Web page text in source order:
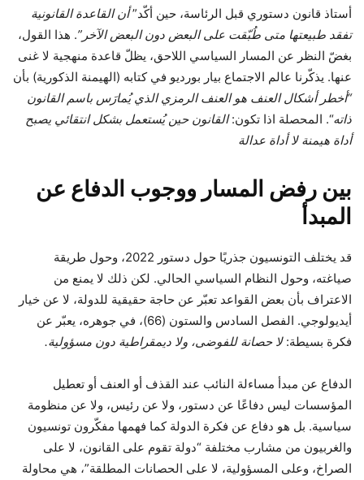
أستاذ قانون دستوري قبل الرئاسة، حين أكّد”أن القاعدة القانونية
تفقد طبيعتها متى طُبّقت على البعض دون البعض الآخر”. هذا القول،
بغضّ النظر عن المسار السياسي اللاحق، يظلّ قاعدة منهجية لا غنى
عنها. يذكّرنا عالم الاجتماع بيار بورديو في كتابه (الهيمنة الذكورية) بأن
“أخطر أشكال العنف هو العنف الرمزي الذي يُمارَس باسم القانون
ذاته“. المحصلة اذا تكون:القانون حين يُستعمل بشكل انتقائي يصبح
أداة هيمنة لا أداة عدالة
بين رفض المسار ووجوب الدفاع عن
المبدأ
قد يختلف التونسيون جذريًا حول دستور 2022، وحول طريقة
صياغته، وحول النظام السياسي الحالي. لكن ذلك لا يمنع من
الاعتراف بأن بعض القواعد تعبّر عن حاجة حقيقية للدولة، لا عن خيار
أيديولوجي. الفصل السادس والستون (66)، في جوهره، يعبّر عن
فكرة بسيطة:لا حصانة للفوضى، ولا ديمقراطية دون مسؤولية.
الدفاع عن مبدأ مساءلة النائب عند القذف أو العنف أو تعطيل
المؤسسات ليس دفاعًا عن دستور، ولا عن رئيس، ولا عن منظومة
سياسية. بل هو دفاع عن فكرة الدولة كما فهمها مفكّرون تونسيون
والغربيون من مشارب مختلفة “دولة تقوم على القانون، لا على
الصراخ، وعلى المسؤولية، لا على الحصانات المطلقة”، هي محاولة